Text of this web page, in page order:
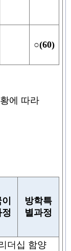
○(60)
에 따라
방학특
별과정
더십 함양